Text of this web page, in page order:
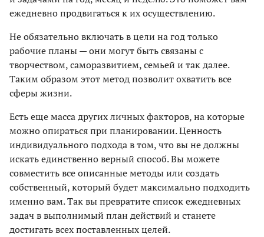
ежедневно продвигаться к их осуществлению.
Не обязательно включать в цели на год только
рабочие планы — они могут быть связаны с
творчеством, саморазвитием, семьей и так далее.
Таким образом этот метод позволит охватить все
сферы жизни.
Есть еще масса других личных факторов, на которые
можно опираться при планировании. Ценность
индивидуального подхода в том, что вы не должны
искать единственно верный способ. Вы можете
совместить все описанные методы или создать
собственный, который будет максимально подходить
именно вам. Так вы превратите список ежедневных
задач в выполнимый план действий и станете
достигать всех поставленных целей.